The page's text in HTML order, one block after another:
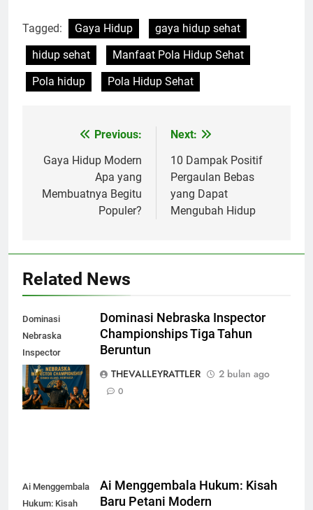
Tagged: Gaya Hidup
gaya hidup sehat
hidup sehat
Manfaat Pola Hidup Sehat
Pola hidup
Pola Hidup Sehat
Navigasi
pos
Previous:
Gaya Hidup Modern
Apa yang
Membuatnya Begitu
Populer?
Next:
10 Dampak Positif
Pergaulan Bebas
yang Dapat
Mengubah Hidup
Related News
Dominasi
Nebraska
Inspector
Championships
Tiga Tahun
Beruntun
Dominasi Nebraska Inspector
Championships Tiga Tahun
Beruntun
THEVALLEYRATTLER
2 bulan ago
0
Ai Menggembala
Hukum: Kisah
Ai Menggembala Hukum: Kisah
Baru Petani Modern